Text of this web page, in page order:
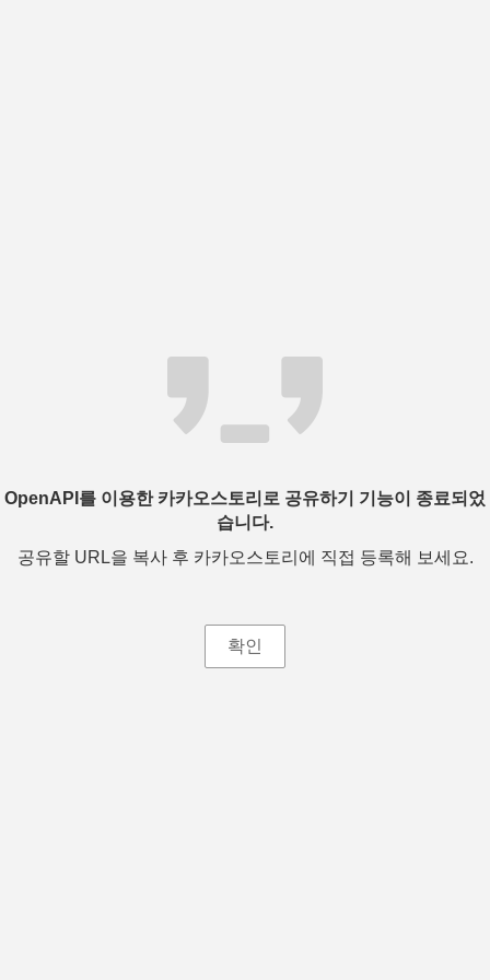
OpenAPI를 이용한 카카오스토리로 공유하기 기능이 종료되었
습니다.
공유할 URL을 복사 후 카카오스토리에 직접 등록해 보세요.
확인